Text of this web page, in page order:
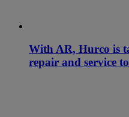
With AR, Hurco is
repair and service